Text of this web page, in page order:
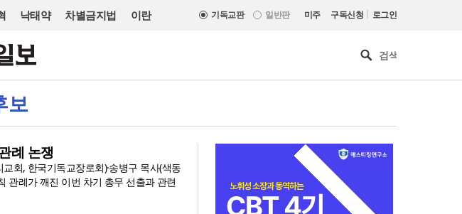
낙태약 차별금지법 이란 기독교판 일반판 미주 구독신청 | 로그인
보
례 논쟁
회, 한국기독교장로회)·송병구 목사(색동
관례가 깨진 이번 차기 총무 선출과 관련